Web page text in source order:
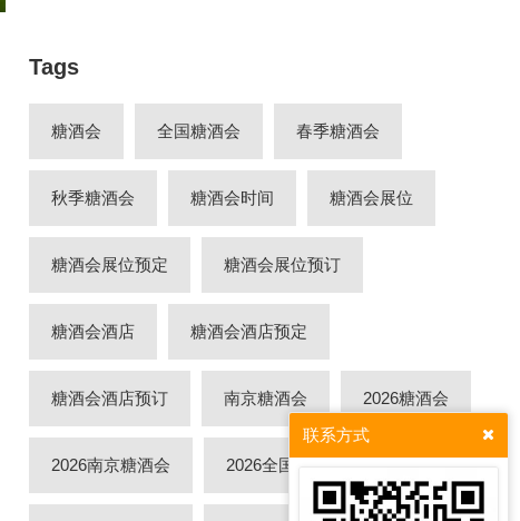
Tags
糖酒会 全国糖酒会 春季糖酒会
秋季糖酒会 糖酒会时间 糖酒会展位
糖酒会展位预定 糖酒会展位预订
糖酒会酒店 糖酒会酒店预定
糖酒会酒店预订 南京糖酒会 2026糖酒会
2026南京糖酒会 2026全国糖酒会
联系方式